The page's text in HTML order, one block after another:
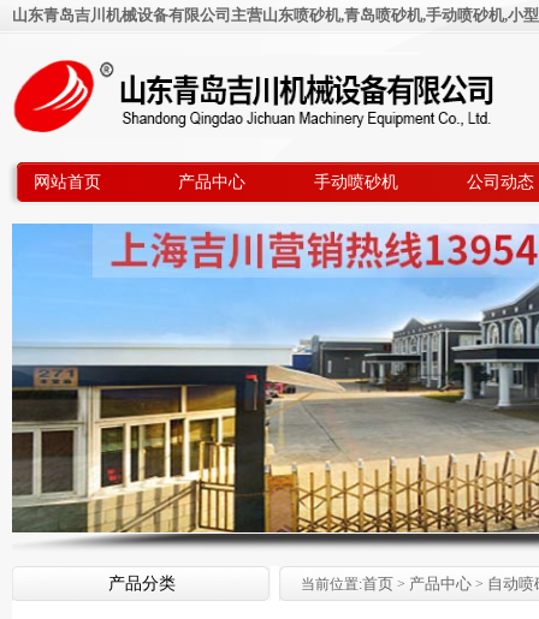
山东青岛吉川机械设备有限公司主营山东喷砂机,青岛喷砂机,手动喷砂机,小
网站首页 产品中心 手动喷砂机 公司动态
产品分类 当前位置:首页 > 产品中心 > 自动喷